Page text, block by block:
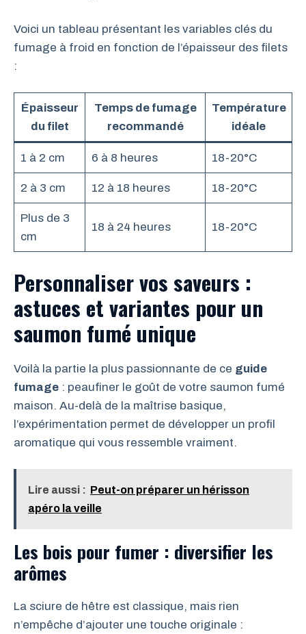
Voici un tableau présentant les variables clés du
fumage à froid en fonction de l’épaisseur des filets
:
Épaisseur
du filet
Temps de fumage
recommandé
Température
idéale
1 à 2 cm 6 à 8 heures 18-20°C
2 à 3 cm 12 à 18 heures 18-20°C
Plus de 3
cm
18 à 24 heures 18-20°C
Personnaliser vos saveurs :
astuces et variantes pour un
saumon fumé unique
Voilà la partie la plus passionnante de ce guide
fumage : peaufiner le goût de votre saumon fumé
maison. Au-delà de la maîtrise basique,
l’expérimentation permet de développer un profil
aromatique qui vous ressemble vraiment.
Lire aussi : Peut-on préparer un hérisson
apéro la veille
Les bois pour fumer : diversifier les
arômes
La sciure de hêtre est classique, mais rien
n’empêche d’ajouter une touche originale :